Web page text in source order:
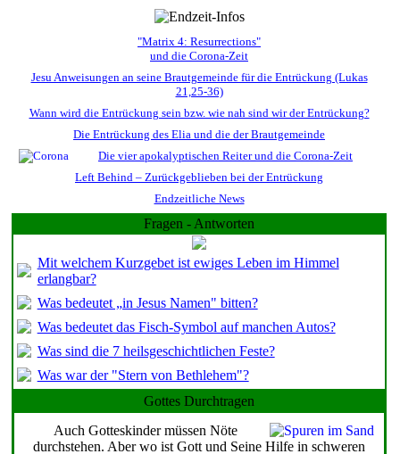
"Matrix 4: Resurrections"
und die Corona-Zeit
Jesu Anweisungen an seine Brautgemeinde für die Entrückung (Lukas
21,25-36)
Wann wird die Entrückung sein bzw. wie nah sind wir der Entrückung?
Die Entrückung des Elia und die der Brautgemeinde
Die vier apokalyptischen Reiter und die Corona-Zeit
Left Behind – Zurückgeblieben bei der Entrückung
Endzeitliche News
Fragen - Antworten
Mit welchem Kurzgebet ist ewiges Leben im Himmel
erlangbar?
Was bedeutet „in Jesus Namen" bitten?
Was bedeutet das Fisch-Symbol auf manchen Autos?
Was sind die 7 heilsgeschichtlichen Feste?
Was war der "Stern von Bethlehem"?
Gottes Durchtragen
Auch Gotteskinder müssen Nöte
durchstehen. Aber wo ist Gott und Seine Hilfe in schweren